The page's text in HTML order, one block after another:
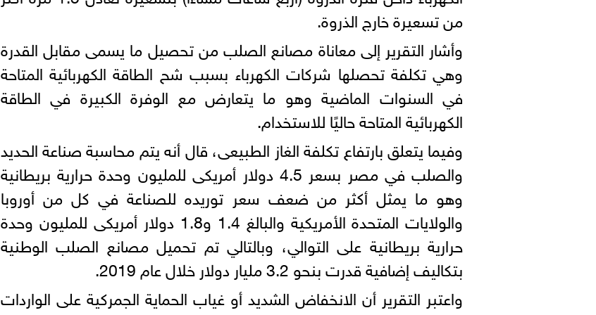
من تسعيرة خارج الذروة.
وأشار التقرير إلى معاناة مصانع الصلب من تحصيل ما يسمى مقابل القدرة
وهي تكلفة تحصلها شركات الكهرباء بسبب شح الطاقة الكهربائية المتاحة
في السنوات الماضية وهو ما يتعارض مع الوفرة الكبيرة في الطاقة
الكهربائية المتاحة حاليًا للاستخدام.
وفيما يتعلق بارتفاع تكلفة الغاز الطبيعى، قال أنه يتم محاسبة صناعة الحديد
والصلب في مصر بسعر 4.5 دولار أمريكى للمليون وحدة حرارية بريطانية
وهو ما يمثل أكثر من ضعف سعر توريده للصناعة في كل من أوروبا
والولايات المتحدة الأمريكية والبالغ 1.4 و1.8 دولار أمريكى للمليون وحدة
حرارية بريطانية على التوالي، وبالتالي تم تحميل مصانع الصلب الوطنية
بتكاليف إضافية قدرت بنحو 3.2 مليار دولار خلال عام 2019.
واعتبر التقرير أن الانخفاض الشديد أو غياب الحماية الجمركية على الواردات